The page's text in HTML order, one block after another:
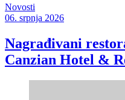
Novosti
06. srpnja 2026
Nagrađivani
Canzian Hotel &